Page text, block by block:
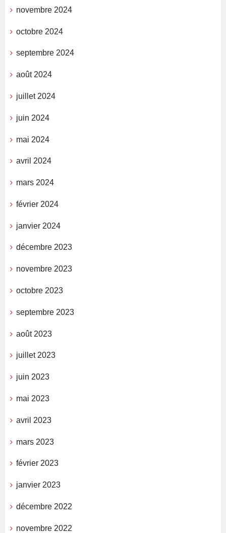
novembre 2024
octobre 2024
septembre 2024
août 2024
juillet 2024
juin 2024
mai 2024
avril 2024
mars 2024
février 2024
janvier 2024
décembre 2023
novembre 2023
octobre 2023
septembre 2023
août 2023
juillet 2023
juin 2023
mai 2023
avril 2023
mars 2023
février 2023
janvier 2023
décembre 2022
novembre 2022